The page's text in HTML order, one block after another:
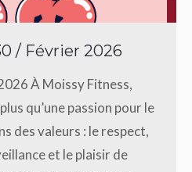
/ Février 2026
À Moissy Fitness,
qu’une passion pour le
des valeurs : le respect,
et le plaisir de